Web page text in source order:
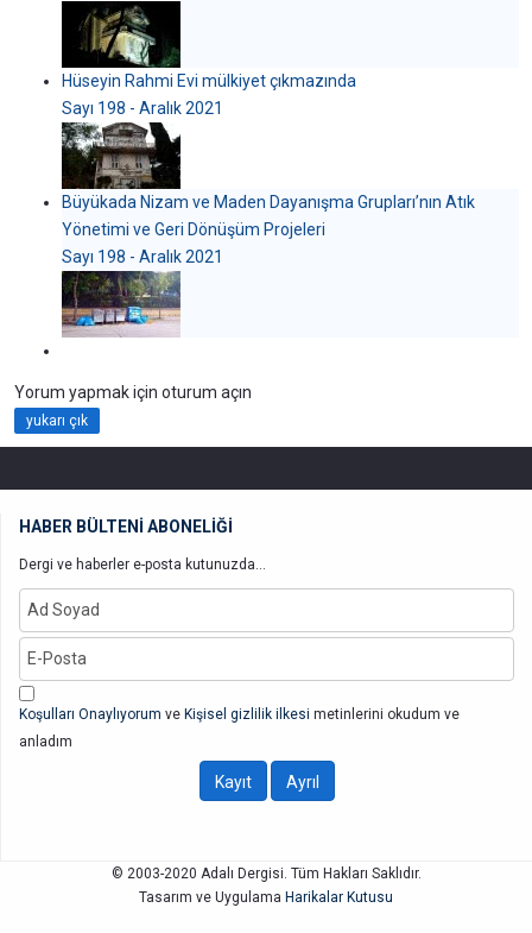
Hüseyin Rahmi Evi mülkiyet çıkmazında
Sayı 198 - Aralık 2021
Büyükada Nizam ve Maden Dayanışma Grupları’nın Atık
Yönetimi ve Geri Dönüşüm Projeleri
Sayı 198 - Aralık 2021
Yorum yapmak için oturum açın
yukarı çık
HABER BÜLTENİ ABONELİĞİ
Dergi ve haberler e-posta kutunuzda...
Koşulları Onaylıyorum ve Kişisel gizlilik ilkesi metinlerini okudum ve
anladım
© 2003-2020 Adalı Dergisi. Tüm Hakları Saklıdır.
Tasarım ve Uygulama Harikalar Kutusu